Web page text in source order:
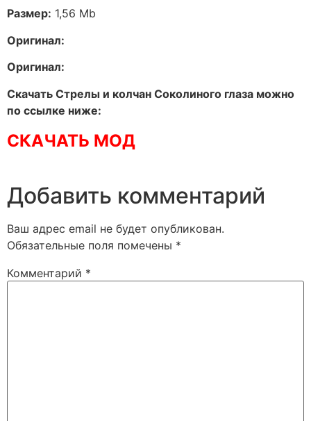
Размер: 1,56 Mb
Оригинал:
Оригинал:
Скачать Стрелы и колчан Соколиного глаза можно
по ссылке ниже:
СКАЧАТЬ МОД
Добавить комментарий
Ваш адрес email не будет опубликован.
Обязательные поля помечены *
Комментарий *